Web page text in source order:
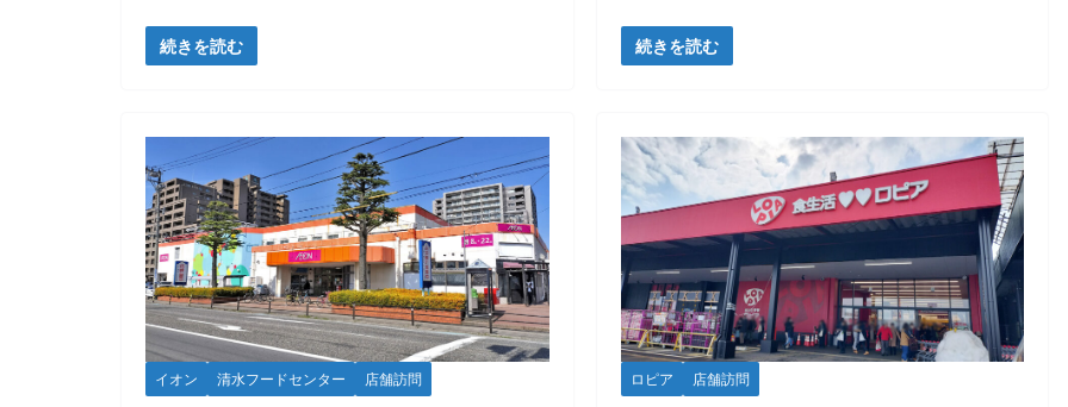
続きを読む 続きを読む
イオン 清水フードセンター 店舗訪問 ロピア 店舗訪問